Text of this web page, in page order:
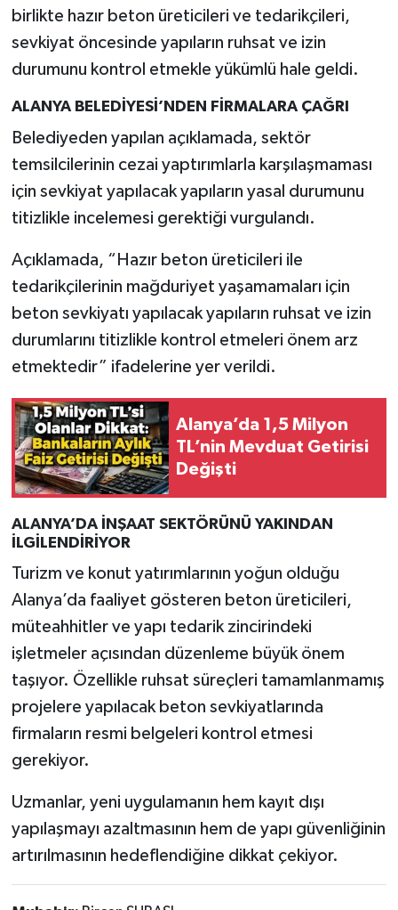
birlikte hazır beton üreticileri ve tedarikçileri,
sevkiyat öncesinde yapıların ruhsat ve izin
durumunu kontrol etmekle yükümlü hale geldi.
ALANYA BELEDİYESİ’NDEN FİRMALARA ÇAĞRI
Belediyeden yapılan açıklamada, sektör
temsilcilerinin cezai yaptırımlarla karşılaşmaması
için sevkiyat yapılacak yapıların yasal durumunu
titizlikle incelemesi gerektiği vurgulandı.
Açıklamada, “Hazır beton üreticileri ile
tedarikçilerinin mağduriyet yaşamamaları için
beton sevkiyatı yapılacak yapıların ruhsat ve izin
durumlarını titizlikle kontrol etmeleri önem arz
etmektedir” ifadelerine yer verildi.
Alanya’da 1,5 Milyon
TL’nin Mevduat Getirisi
Değişti
ALANYA’DA İNŞAAT SEKTÖRÜNÜ YAKINDAN
İLGİLENDİRİYOR
Turizm ve konut yatırımlarının yoğun olduğu
Alanya’da faaliyet gösteren beton üreticileri,
müteahhitler ve yapı tedarik zincirindeki
işletmeler açısından düzenleme büyük önem
taşıyor. Özellikle ruhsat süreçleri tamamlanmamış
projelere yapılacak beton sevkiyatlarında
firmaların resmi belgeleri kontrol etmesi
gerekiyor.
Uzmanlar, yeni uygulamanın hem kayıt dışı
yapılaşmayı azaltmasının hem de yapı güvenliğinin
artırılmasının hedeflendiğine dikkat çekiyor.